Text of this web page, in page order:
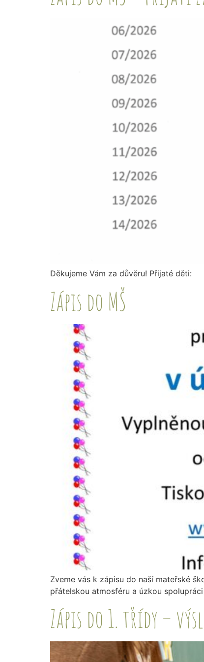
Děkujeme Vám za důvěru! Přijaté děti:
Zápis do MŠ
Zveme vás k zápisu do naší mateřské
přátelskou atmosféru a úzkou
Zápis do 1. třídy –